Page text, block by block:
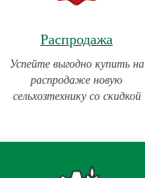
Распродажа
Успейте выгодно купить на
распродаже новую
сельхозтехнику со скидкой